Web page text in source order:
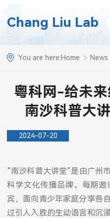
Chang Liu Lab
You are here:Home News
粤科网-给未来
南沙科普大
2024-07-20
“南沙科普大讲堂”是由广州
科学文化传播品牌。每期
宾，面向青少年家庭分享各
过引人入胜的生动语言和沉